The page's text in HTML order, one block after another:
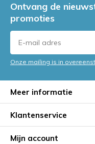
Ontvang de
promoties
Onze mailing is in
Meer informatie
Klantenservice
Mijn account